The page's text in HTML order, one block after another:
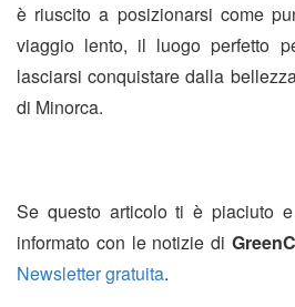
è riuscito a posizionarsi come
viaggio lento, il luogo perfetto
lasciarsi conquistare dalla
di Minorca.
Se questo articolo ti è piaciuto
informato con le notizie di
Newsletter gratuita.